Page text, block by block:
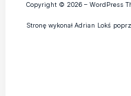
Copyright © 2026 – WordPress
Stronę wykonał Adrian Lokś